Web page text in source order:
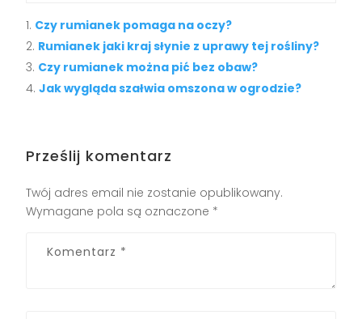
Czy rumianek pomaga na oczy?
Rumianek jaki kraj słynie z uprawy tej rośliny?
Czy rumianek można pić bez obaw?
Jak wygląda szałwia omszona w ogrodzie?
Prześlij komentarz
Twój adres email nie zostanie opublikowany.
Wymagane pola są oznaczone *